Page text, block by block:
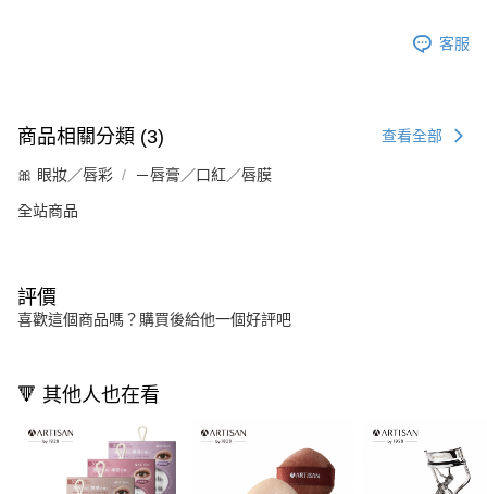
客服
商品相關分類 (3) 查看全部
🎀 眼妝／唇彩 －唇膏／口紅／唇膜
全站商品
評價
喜歡這個商品嗎？購買後給他一個好評吧
🔻 其他人也在看